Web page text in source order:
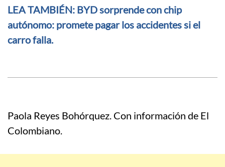
LEA TAMBIÉN: BYD sorprende con chip
autónomo: promete pagar los accidentes si el
carro falla.
Paola Reyes Bohórquez. Con información de El
Colombiano.